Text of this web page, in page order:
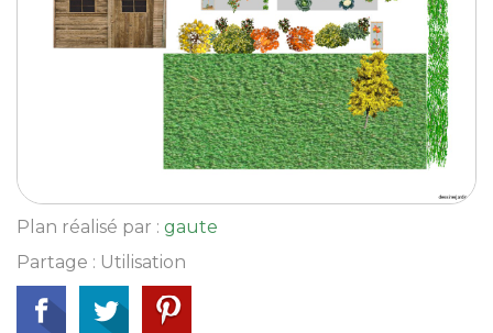
Plan réalisé par : gaute
Partage : Utilisation